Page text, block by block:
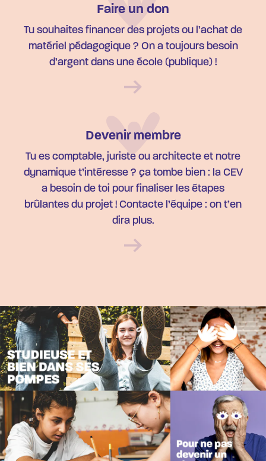
Faire un don
Tu souhaites financer des projets ou l’achat de
matériel pédagogique ? On a toujours besoin
d’argent dans une école (publique) !
Devenir membre
Tu es comptable, juriste ou architecte et notre
dynamique t’intéresse ? ça tombe bien : la CEV
a besoin de toi pour finaliser les étapes
brûlantes du projet ! Contacte l’équipe : on t’en
dira plus.